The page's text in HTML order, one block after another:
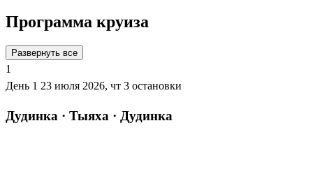
Программа круиза
Развернуть все
1
День 1 23 июля 2026, чт 3 остановки
Дудинка · Тыяха · Дудинка